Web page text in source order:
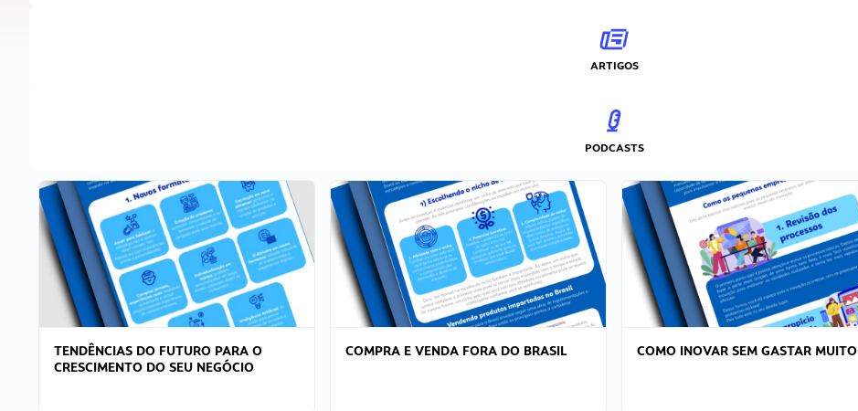
ARTIGOS
PODCASTS
TENDÊNCIAS DO FUTURO PARA O
CRESCIMENTO DO SEU NEGÓCIO
COMPRA E VENDA FORA DO BRASIL COMO INOVAR SEM GASTAR MUITO